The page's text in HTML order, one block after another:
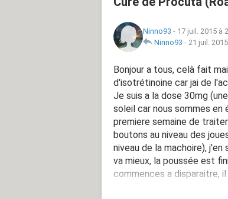
Ninno93 - 17 juil. 2015 à
Ninno93 - 21 juil.
Bonjour a tous, celà fait
d'isotrétinoine car jai de
Je suis a la dose 30mg
soleil car nous sommes
premiere semaine de
boutons au niveau des
niveau de la machoire),
va mieux, la poussée est
commences a disparaitre,
mais ils commencent